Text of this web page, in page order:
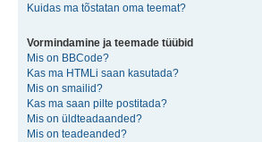
Kuidas ma tõstatan oma teemat?
Vormindamine ja teemade tüübid
Mis on BBCode?
Kas ma HTMLi saan kasutada?
Mis on smailid?
Kas ma saan pilte postitada?
Mis on üldteadaanded?
Mis on teadeanded?